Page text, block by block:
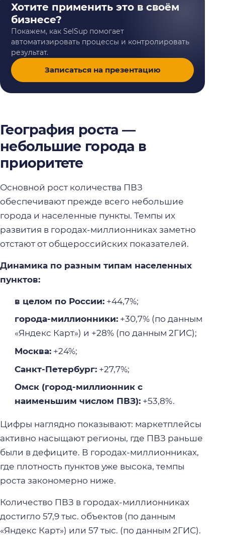
Хотите применить это в своём
бизнесе?
Покажем, как SelSup помогает
автоматизировать процессы и контролировать
результат.
Записаться на презентацию
География роста —
небольшие города в
приоритете
Основной рост количества ПВЗ
обеспечивают прежде всего небольшие
города и населенные пункты. Темпы их
развития в городах-миллионниках заметно
отстают от общероссийских показателей.
Динамика по разным типам населенных
пунктов:
в целом по России:+44,7%;
города-миллионники:+30,7% (по данным
«Яндекс Карт») и +28% (по данным 2ГИС);
Москва:+24%;
Санкт-Петербург:+27,7%;
Омск (город-миллионник с
наименьшим числом ПВЗ):+53,8%.
Цифры наглядно показывают: маркетплейсы
активно насыщают регионы, где ПВЗ раньше
были в дефиците. В городах-миллионниках,
где плотность пунктов уже высока, темпы
роста закономерно ниже.
Количество ПВЗ в городах-миллионниках
достигло 57,9 тыс. объектов (по данным
«Яндекс Карт») или 57 тыс. (по данным 2ГИС).